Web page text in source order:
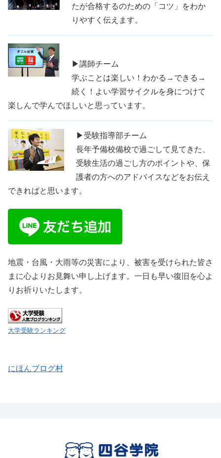
たが合格するのための「コツ」をわか
りやすく伝えます。
▶講師チーム
学ぶことは楽しい！わかる→できる→
続く！よい学習サイクルを身につけて
楽しんで学んでほしいと思っています。
▶受験指導部チーム
長年予備校備校で過ごして見てきた、
受験生活の過ごし方のポイントや、保
護者の方へのアドバイスなどをお伝え
できればと思います。
地震・台風・大雨等の災害により、被害を受けられた皆さ
まに心よりお見舞い申し上げます。一日も早い復旧を心よ
りお祈りいたします。
大学受験ランキング
にほんブログ村